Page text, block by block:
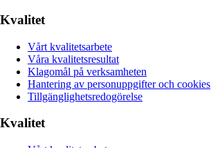
Kvalitet
Vårt kvalitetsarbete
Våra kvalitetsresultat
Klagomål på verksamheten
Hantering av personuppgifter och cookies
Tillgänglighetsredogörelse
Kvalitet